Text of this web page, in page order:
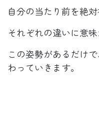
自分の当たり前を絶対
それぞれの違いに意
この姿勢があるだけ
わっていきます。